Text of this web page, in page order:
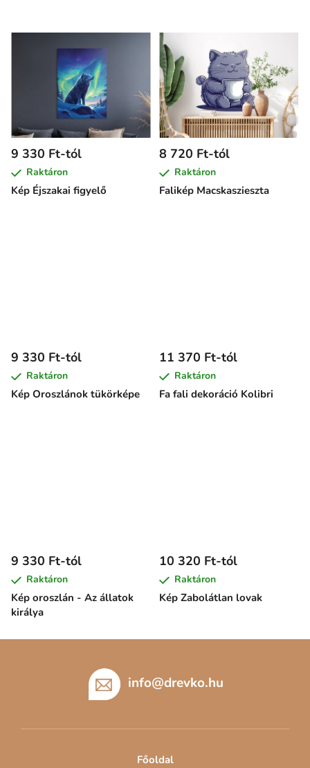
Kép Éjszakai figyelő
9 330 Ft-tól
Raktáron
Falikép Macskaszieszta
8 720 Ft-tól
Raktáron
Kép Oroszlánok tükörképe
9 330 Ft-tól
Raktáron
Fa fali dekoráció Kolibri
11 370 Ft-tól
Raktáron
Kép oroszlán - Az állatok
királya
9 330 Ft-tól
Raktáron
Kép Zabolátlan lovak
10 320 Ft-tól
Raktáron
info@drevko.hu
Főoldal